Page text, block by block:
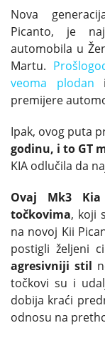
Nova
Picanto, je
automobila u
Martu.
veoma plodan
premijere
Ipak, ovog puta
godinu, i to GT
KIA odlučila da
Ovaj Mk3
točkovima, koji
na novoj Kii
postigli željeni
agresivniji stil
točkovi su i
dobija kraći
odnosu na